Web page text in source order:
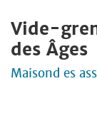
Vide-
des Âges
Maisond es